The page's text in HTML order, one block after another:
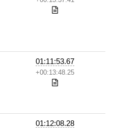
01:11:53.67
+00:13:48.25
01:12:08.28